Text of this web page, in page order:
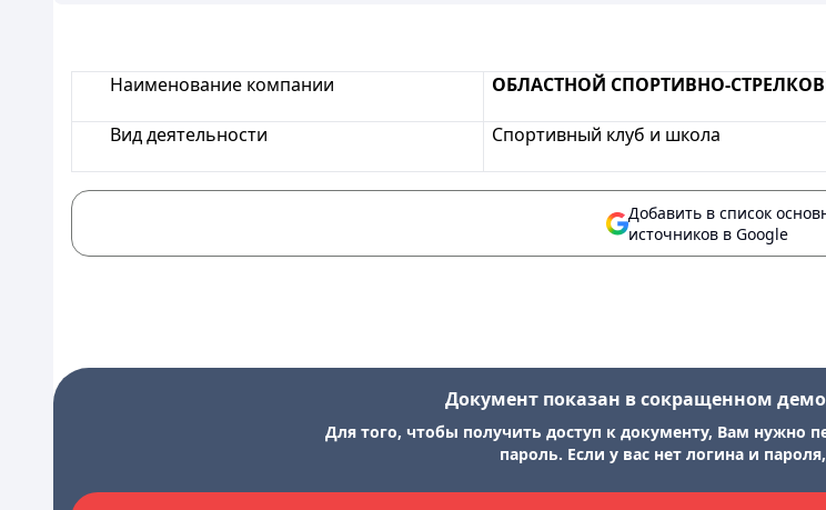
Наименование компании ОБЛАСТНОЙ СПОРТИВНО-
Вид деятельности Спортивный клуб и школа
Добавить в список
источников в Google
Документ показан в сокращенном
Для того, чтобы получить доступ к документу, Вам нужно
пароль. Если у вас нет логина и